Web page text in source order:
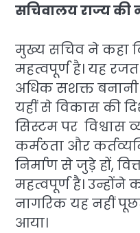
सचिवालय राज्य की
मुख्य सचिव ने कहा
महत्वपूर्ण है। यह
अधिक सशक्त बनानी
यहीं से विकास की
सिस्टम पर विश्वास
कर्मठता और
निर्माण से जुड़े हों,
महत्वपूर्ण है।
नागरिक यह नहीं
आया।